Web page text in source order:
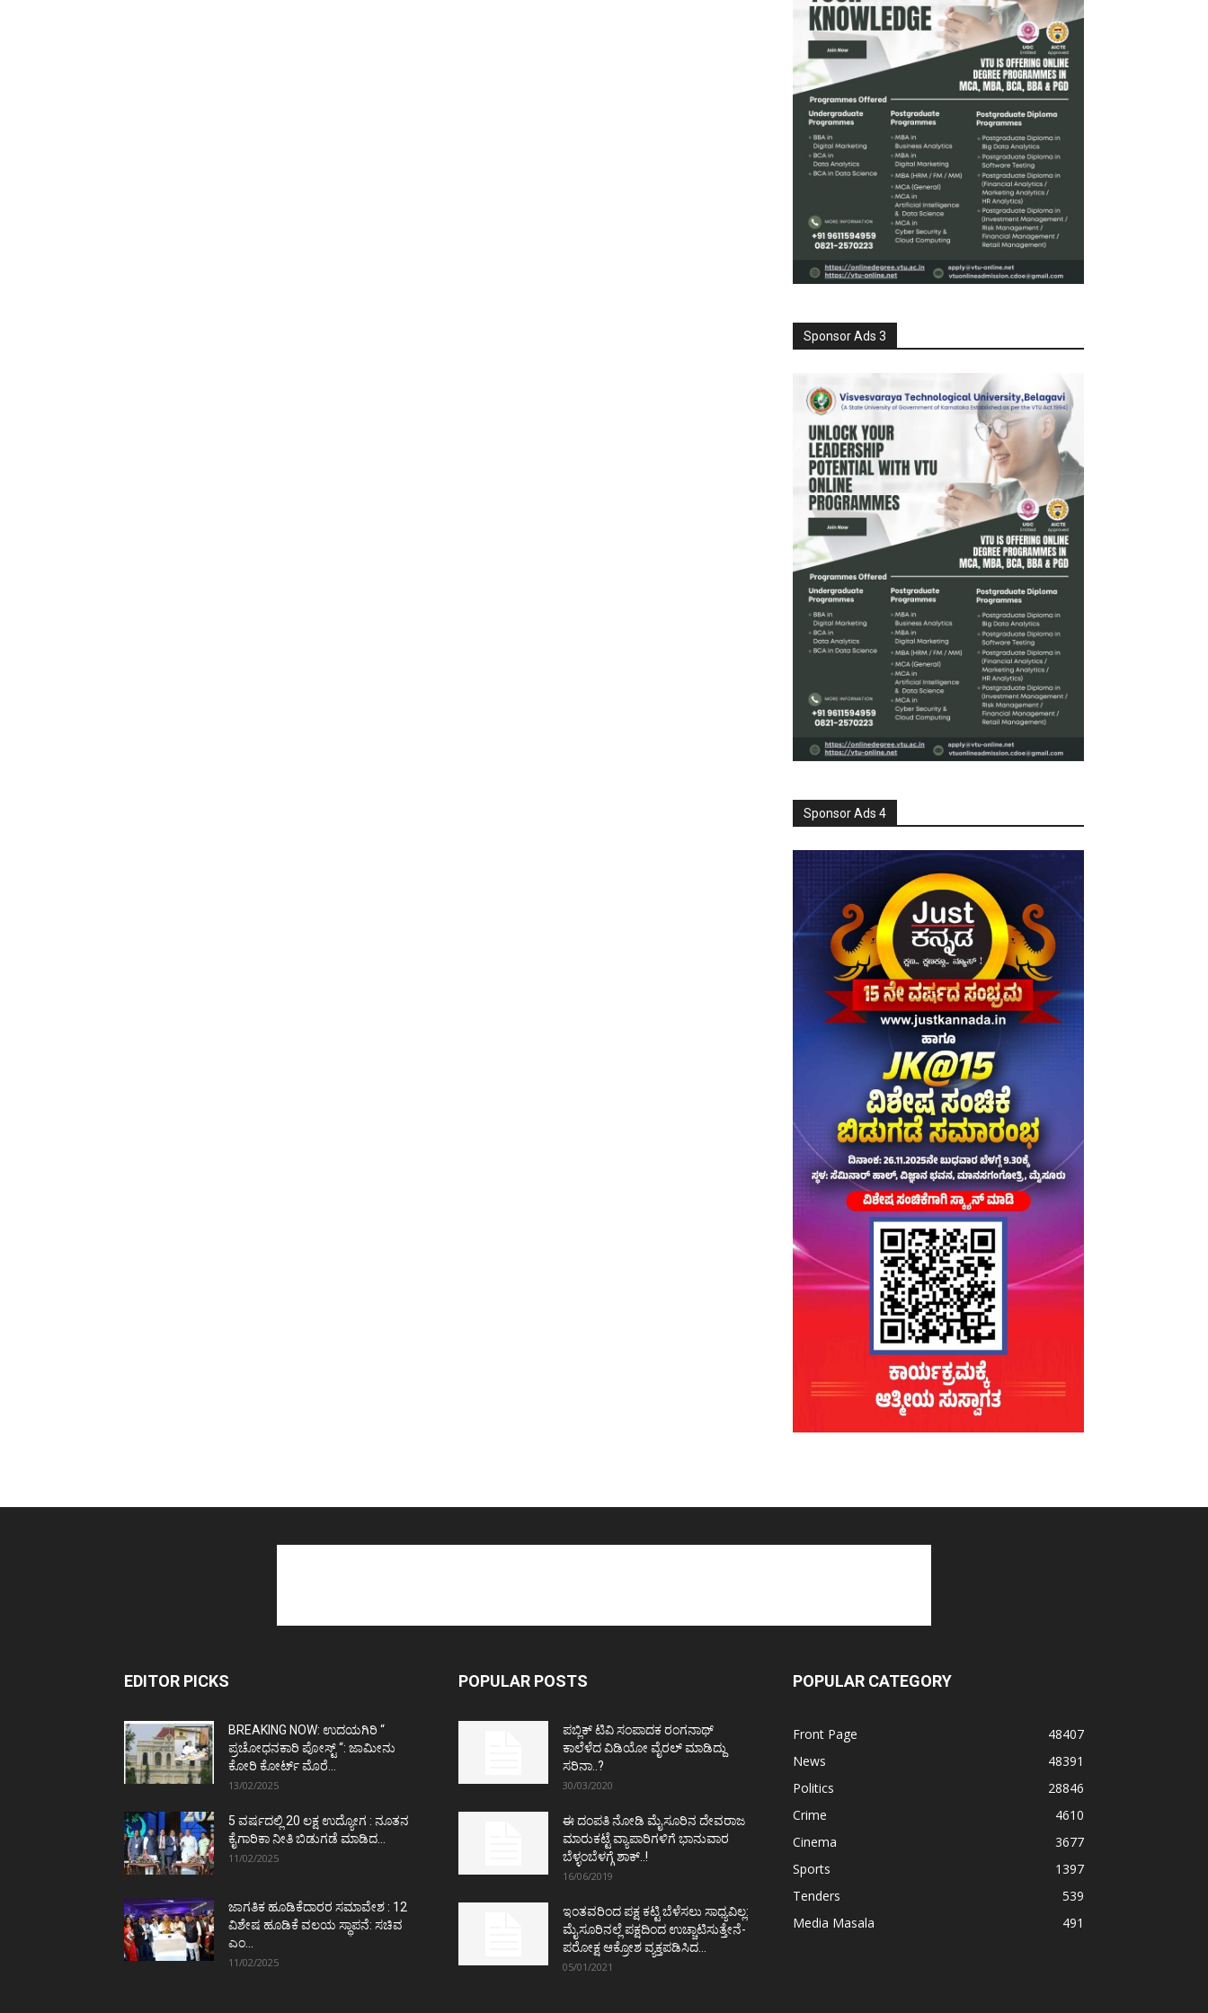
Sponsor Ads 3
Sponsor Ads 4
EDITOR PICKS
BREAKING NOW: ಉದಯಗಿರಿ “
ಪ್ರಚೋಧನಕಾರಿ ಪೋಸ್ಟ್‌ “: ಜಾಮೀನು
ಕೋರಿ ಕೋರ್ಟ್‌ ಮೊರೆ...
13/02/2025
5 ವರ್ಷದಲ್ಲಿ 20 ಲಕ್ಷ ಉದ್ಯೋಗ : ನೂತನ
ಕೈಗಾರಿಕಾ ನೀತಿ ಬಿಡುಗಡೆ ಮಾಡಿದ...
11/02/2025
ಜಾಗತಿಕ ಹೂಡಿಕೆದಾರರ ಸಮಾವೇಶ : 12
ವಿಶೇಷ ಹೂಡಿಕೆ ವಲಯ ಸ್ಥಾಪನೆ: ಸಚಿವ
ಎಂ...
11/02/2025
POPULAR POSTS
ಪಬ್ಲಿಕ್ ಟಿವಿ ಸಂಪಾದಕ ರಂಗನಾಥ್
ಕಾಲೆಳೆದ ವಿಡಿಯೋ ವೈರಲ್ ಮಾಡಿದ್ದು
ಸರಿನಾ..?
30/03/2020
ಈ ದಂಪತಿ ನೋಡಿ ಮೈಸೂರಿನ ದೇವರಾಜ
ಮಾರುಕಟ್ಟೆ ವ್ಯಾಪಾರಿಗಳಿಗೆ ಭಾನುವಾರ
ಬೆಳ್ಳಂಬೆಳಗ್ಗೆ ಶಾಕ್..!
16/06/2019
ಇಂತವರಿಂದ ಪಕ್ಷ ಕಟ್ಟಿ ಬೆಳೆಸಲು ಸಾಧ್ಯವಿಲ್ಲ:
ಮೈಸೂರಿನಲ್ಲೆ ಪಕ್ಷದಿಂದ ಉಚ್ಚಾಟಿಸುತ್ತೇನೆ-
ಪರೋಕ್ಷ ಆಕ್ರೋಶ ವ್ಯಕ್ತಪಡಿಸಿದ...
05/01/2021
POPULAR CATEGORY
Front Page
48407
News
48391
Politics
28846
Crime
4610
Cinema
3677
Sports
1397
Tenders
539
Media Masala
491